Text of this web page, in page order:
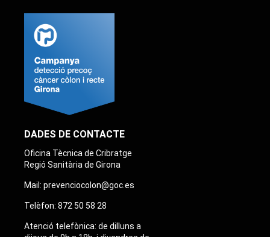
DADES DE CONTACTE
Oficina Tècnica de Cribratge
Regió Sanitària de Girona
Mail: prevenciocolon@goc.es
Telèfon: 872 50 58 28
Atenció telefònica: de dilluns a